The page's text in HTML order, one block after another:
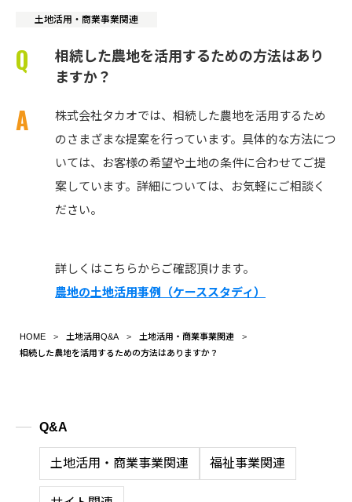
土地活用・商業事業関連
相続した農地を活用するための方法はあり
ますか？
株式会社タカオでは、相続した農地を活用するため
のさまざまな提案を行っています。具体的な方法につ
いては、お客様の希望や土地の条件に合わせてご提
案しています。詳細については、お気軽にご相談く
ださい。
詳しくはこちらからご確認頂けます。
農地の土地活用事例（ケーススタディ）
HOME 土地活用Q&A
土地活用・商業事業関連
相続した農地を活用するための方法はありますか？
Q&A
土地活用・商業事業関連 福祉事業関連